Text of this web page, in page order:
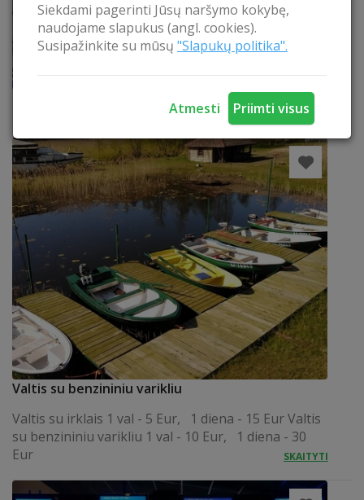
Siekdami pagerinti Jūsų naršymo kokybę,
naudojame slapukus (angl. cookies).
Susipažinkite su mūsų "Slapukų politika".
Atmesti Priimti visus
Sūrių gamybos stebėjimas SKAITYTI
Valtis su benzininiu varikliu
Valtis su irklais 1 val - 5 Eur, 1 diena - 15 Eur Valtis
su benzininiu varikliu 1 val - 10 Eur, 1 diena - 30
Eur
SKAITYTI